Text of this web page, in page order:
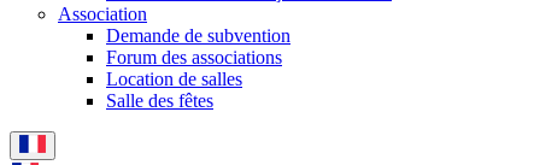
Association
Demande de subvention
Forum des associations
Location de salles
Salle des fêtes